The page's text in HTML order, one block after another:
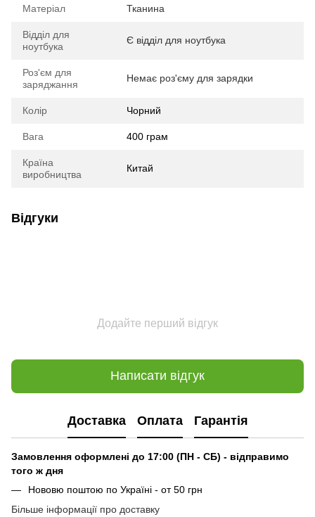
Матеріал Тканина
Відділ для
ноутбука
Є відділ для ноутбука
Роз'єм для
заряджання
Немає роз'єму для зарядки
Колір Чорний
Вага 400 грам
Країна
виробництва
Китай
Відгуки
Додайте перший відгук
Написати відгук
Доставка Оплата Гарантія
Замовлення оформлені до 17:00 (ПН - СБ) - відправимо
того ж дня
Нововю поштою по Україні - от 50 грн
Більше інформації про доставку